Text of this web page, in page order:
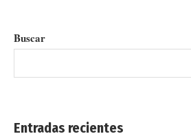
Buscar
Entradas recientes